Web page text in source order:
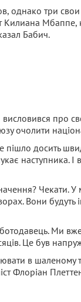
однако три
Килиана Мбаппе,
Бабич.
висловився про
очолити
пішло досить
наступника. І
Чекати. У
Вони будуть
Ми
Це був
в шаленому
Флоріан